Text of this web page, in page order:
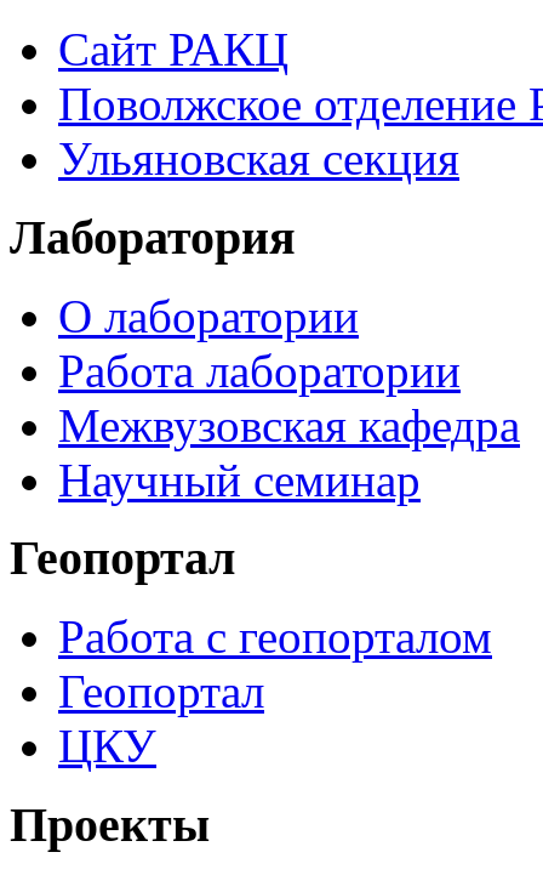
Сайт РАКЦ
Поволжское
Ульяновская секция
Лаборатория
О лаборатории
Работа лаборатории
Межвузовская кафедра
Научный семинар
Геопортал
Работа с геопорталом
Геопортал
ЦКУ
Проекты